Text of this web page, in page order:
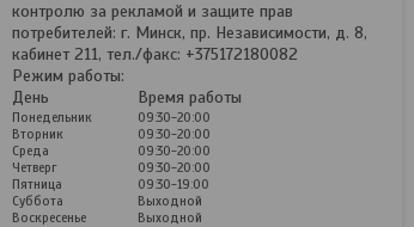
контролю за рекламой и защите прав
потребителей: г. Минск, пр. Независимости, д. 8,
кабинет 211, тел./факс: +375172180082
Режим работы:
День
Время работы
Понедельник
09:30-20:00
Вторник
09:30-20:00
Среда
09:30-20:00
Четверг
09:30-20:00
Пятница
09:30-19:00
Суббота
Выходной
Воскресенье
Выходной